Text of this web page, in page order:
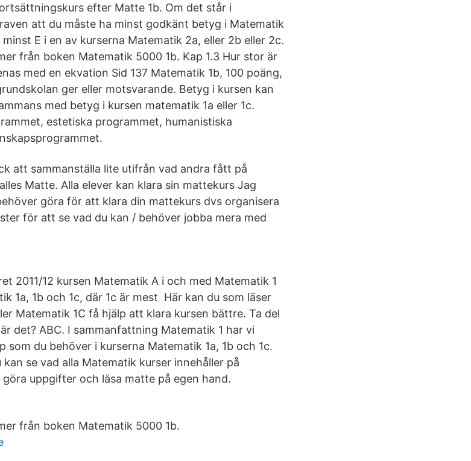
efter Matte 1b. Om det står i
att du måste ha minst godkänt betyg i Matematik
E i en av kurserna Matematik 2a, eller 2b eller 2c.
från boken Matematik 5000 1b. Kap 1.3 Hur stor är
med en ekvation Sid 137 Matematik 1b, 100 poäng,
ger eller motsvarande. Betyg i kursen kan
med betyg i kursen matematik 1a eller 1c.
estetiska programmet, humanistiska
att sammanställa lite utifrån vad andra fått på
Matte. Alla elever kan klara sin mattekurs Jag
göra för att klara din mattekurs dvs organisera
för att se vad du kan / behöver jobba mera med
2011/12 kursen Matematik A i och med Matematik 1
1a, 1b och 1c, där 1c är mest Här kan du som läser
Matematik 1C få hjälp att klara kursen bättre. Ta del
det? ABC. I sammanfattning Matematik 1 har vi
som du behöver i kurserna Matematik 1a, 1b och 1c.
se vad alla Matematik kurser innehåller på
uppgifter och läsa matte på egen hand.
från boken Matematik 5000 1b.